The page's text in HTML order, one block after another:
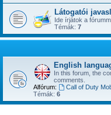
Látogatói
Ide írjátok a
Témák: 7
English
In this forum, the
comments.
Alfórum:
Call of Duty
Témák: 6